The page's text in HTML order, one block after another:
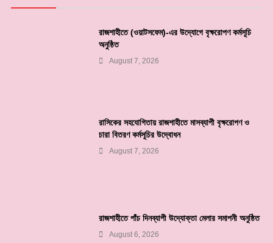
রাজশাহীতে (ওয়াটসফেম)-এর উদ্যোগে বৃক্ষরোপণ কর্মসূচি
অনুষ্ঠিত
August 7, 2026
রাসিকের সহযোগিতায় রাজশাহীতে মাসব্যাপী বৃক্ষরোপণ ও
চারা বিতরণ কর্মসূচির উদ্বোধন
August 7, 2026
রাজশাহীতে পাঁচ দিনব্যাপী উদ্যোক্তা মেলার সমাপনী অনুষ্ঠিত
August 6, 2026